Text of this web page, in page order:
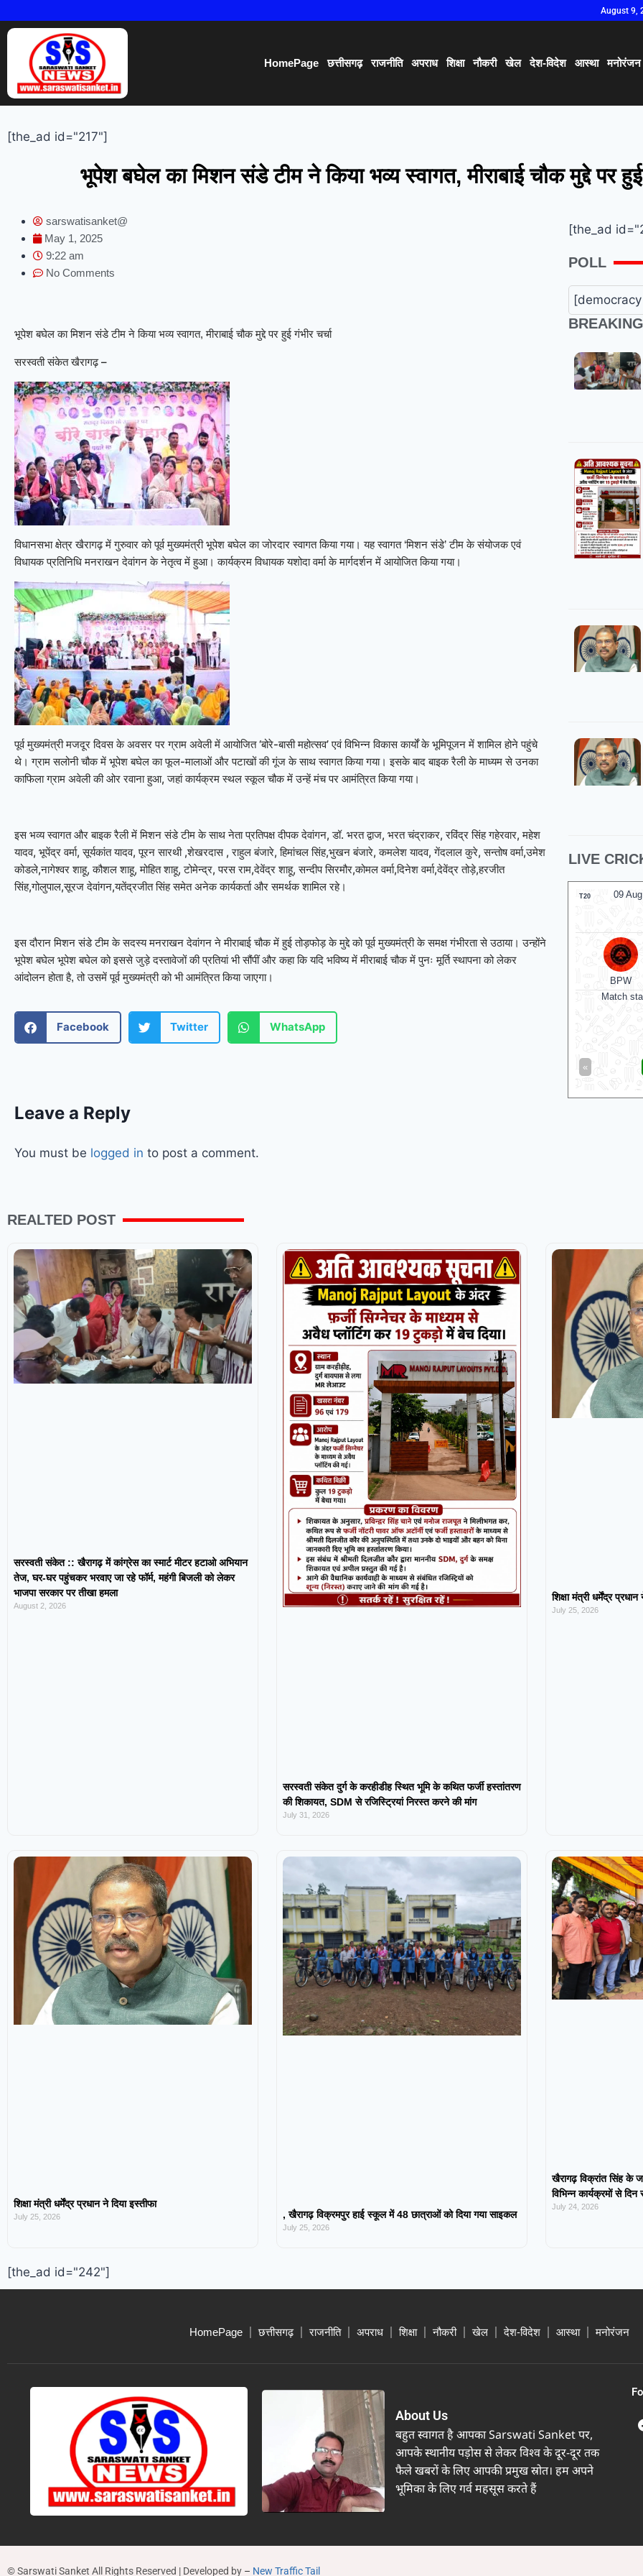
August 9,
HomePage छत्तीसगढ़ राजनीति अपराध शिक्षा नौकरी खेल देश-विदेश आस्था मनोरंजन
[the_ad id="217"]
भूपेश बघेल का मिशन संडे टीम ने किया भव्य स्वागत, मीराबाई चौक मुद्दे पर हुई
sarswatisanket@
May 1, 2025
9:22 am
No Comments
भूपेश बघेल का मिशन संडे टीम ने किया भव्य स्वागत, मीराबाई चौक मुद्दे पर हुई गंभीर चर्चा
सरस्वती संकेत खैरागढ़ –
विधानसभा क्षेत्र खैरागढ़ में गुरुवार को पूर्व मुख्यमंत्री भूपेश बघेल का जोरदार स्वागत किया गया। यह स्वागत ‘मिशन संडे’ टीम के संयोजक एवं
विधायक प्रतिनिधि मनराखन देवांगन के नेतृत्व में हुआ। कार्यक्रम विधायक यशोदा वर्मा के मार्गदर्शन में आयोजित किया गया।
पूर्व मुख्यमंत्री मजदूर दिवस के अवसर पर ग्राम अवेली में आयोजित ‘बोरे-बासी महोत्सव’ एवं विभिन्न विकास कार्यों के भूमिपूजन में शामिल होने पहुंचे
थे। ग्राम सलोनी चौक में भूपेश बघेल का फूल-मालाओं और पटाखों की गूंज के साथ स्वागत किया गया। इसके बाद बाइक रैली के माध्यम से उनका
काफिला ग्राम अवेली की ओर रवाना हुआ, जहां कार्यक्रम स्थल स्कूल चौक में उन्हें मंच पर आमंत्रित किया गया।
इस भव्य स्वागत और बाइक रैली में मिशन संडे टीम के साथ नेता प्रतिपक्ष दीपक देवांगन, डॉ. भरत द्वाज, भरत चंद्राकर, रविंद्र सिंह गहेरवार, महेश
यादव, भूपेंद्र वर्मा, सूर्यकांत यादव, पूरन सारथी ,शेखरदास , राहुल बंजारे, हिमांचल सिंह,भुखन बंजारे, कमलेश यादव, गेंदलाल कुरे, सन्तोष वर्मा,उमेश
कोडले,नागेश्वर शाहू, कौशल शाहू, मोहित शाहू, टोमेन्द्र, परस राम,देवेंद्र शाहू, सन्दीप सिरमौर,कोमल वर्मा,दिनेश वर्मा,देवेंद्र तोड़े,हरजीत
सिंह,गोलुपाल,सूरज देवांगन,यतेंद्रजीत सिंह समेत अनेक कार्यकर्ता और समर्थक शामिल रहे।
इस दौरान मिशन संडे टीम के सदस्य मनराखन देवांगन ने मीराबाई चौक में हुई तोड़फोड़ के मुद्दे को पूर्व मुख्यमंत्री के समक्ष गंभीरता से उठाया। उन्होंने
भूपेश बघेल भूपेश बघेल को इससे जुड़े दस्तावेजों की प्रतियां भी सौंपीं और कहा कि यदि भविष्य में मीराबाई चौक में पुनः मूर्ति स्थापना को लेकर
आंदोलन होता है, तो उसमें पूर्व मुख्यमंत्री को भी आमंत्रित किया जाएगा।
Facebook Twitter WhatsApp
Leave a Reply
You must be logged in to post a comment.
[the_ad
POLL
LIVE
09
T20
BPW
Match
«
REALTED POST
सरस्वती संकेत :: खैरागढ़ में कांग्रेस का स्मार्ट मीटर हटाओ अभियान
तेज, घर-घर पहुंचकर भरवाए जा रहे फॉर्म, महंगी बिजली को लेकर
भाजपा सरकार पर तीखा हमला
August 2, 2026
सरस्वती संकेत दुर्ग के करहीडीह स्थित भूमि के कथित फर्जी हस्तांतरण
की शिकायत, SDM से रजिस्ट्रियां निरस्त करने की मांग
July 31, 2026
शिक्षा मंत्री धर्मेंद्र
July 25, 2026
शिक्षा मंत्री धर्मेंद्र प्रधान ने दिया इस्तीफा
July 25, 2026 , खैरागढ़ विक्रमपुर हाई स्कूल में 48 छात्राओं को दिया गया साइकल
July 25, 2026
खैरागढ़ विक्रांत सिंह के
विभिन्न कार्यक्रमों से दिन
July 24, 2026
[the_ad id="242"]
HomePage छत्तीसगढ़ राजनीति अपराध शिक्षा नौकरी खेल देश-विदेश आस्था मनोरंजन
About Us
बहुत स्वागत है आपका Sarswati Sanket पर,
आपके स्थानीय पड़ोस से लेकर विश्व के दूर-दूर तक
फैले खबरों के लिए आपकी प्रमुख स्रोत। हम अपने
भूमिका के लिए गर्व महसूस करते हैं
© Sarswati Sanket All Rights Reserved | Developed by – New Traffic Tail